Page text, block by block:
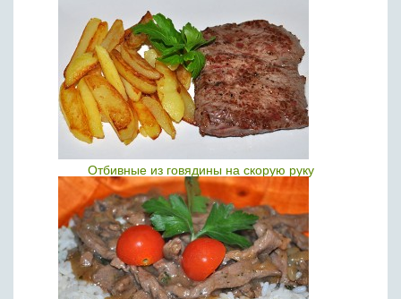
Отбивные из говядины на скорую руку